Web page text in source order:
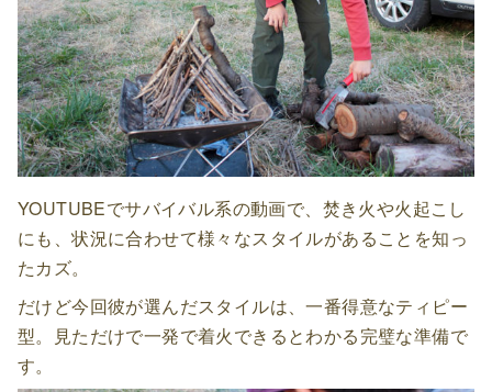
YOUTUBEでサバイバル系の動画で、焚き火や火起こし
にも、状況に合わせて様々なスタイルがあることを知っ
たカズ。
だけど今回彼が選んだスタイルは、一番得意なティピー
型。見ただけで一発で着火できるとわかる完璧な準備で
す。